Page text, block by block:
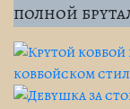
полной